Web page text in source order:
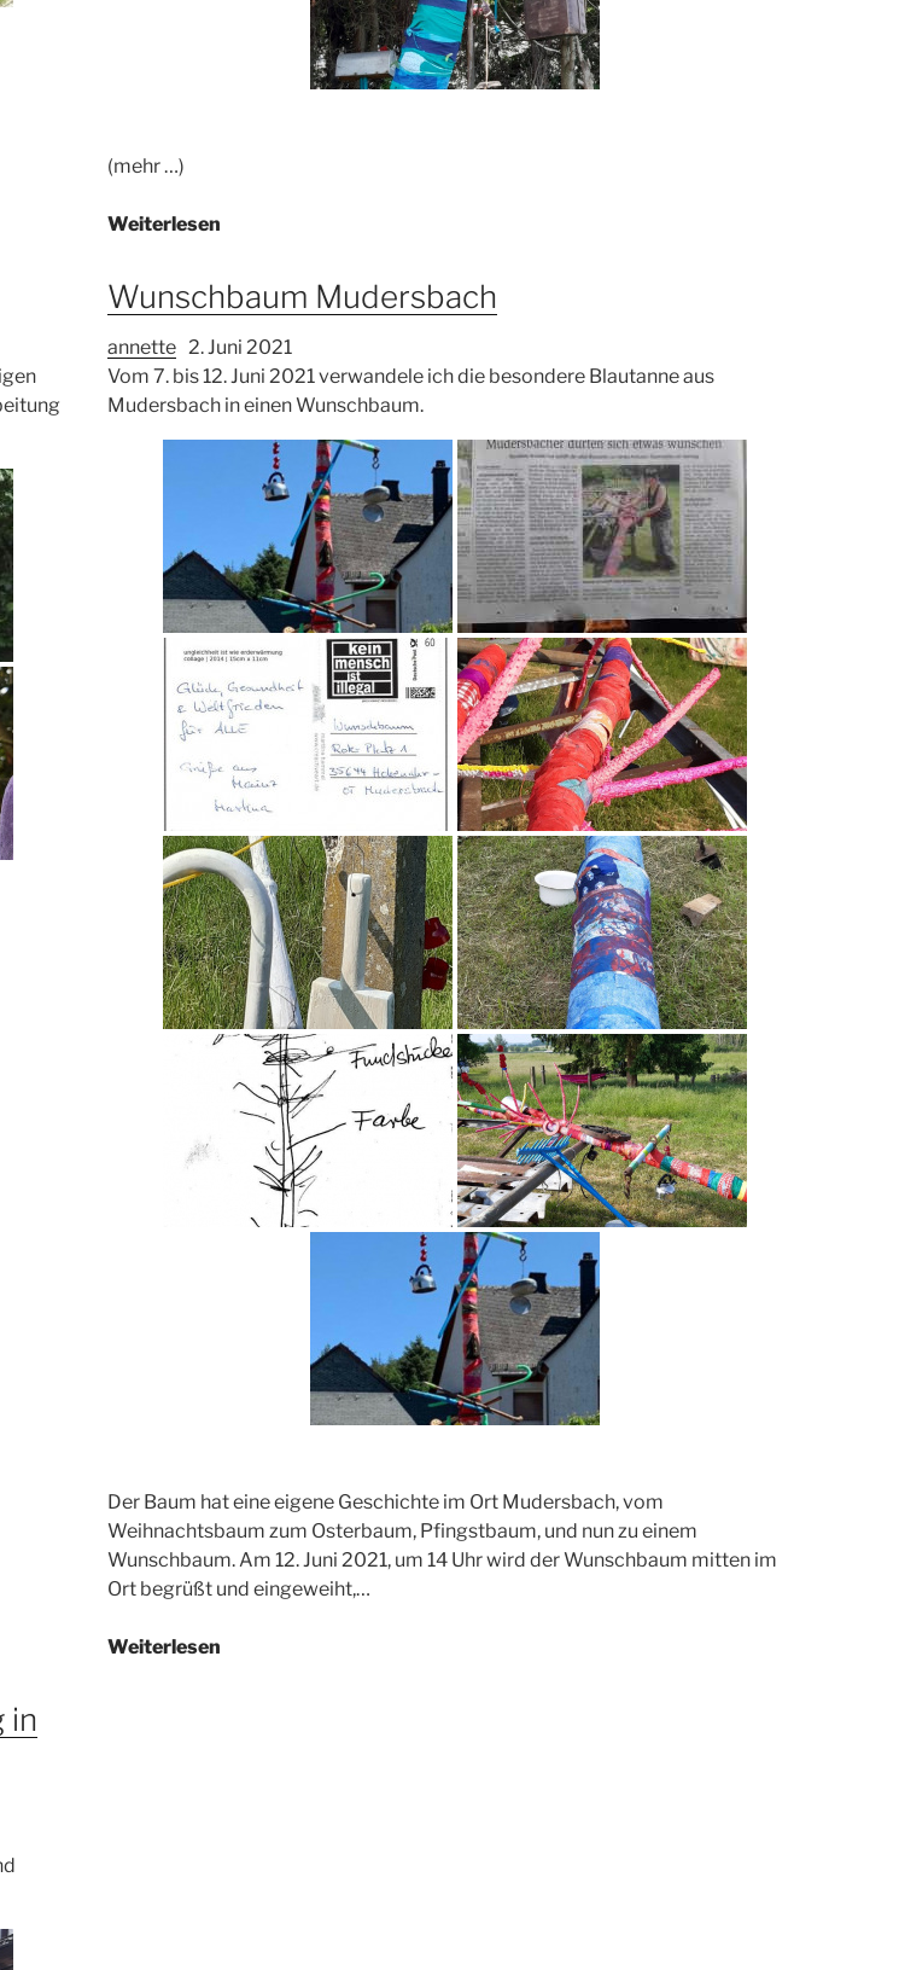
(mehr …)
Weiterlesen
Wunschbaum Mudersbach
annette 2. Juni 2021
Vom 7. bis 12. Juni 2021 verwandele ich die besondere Blautanne aus
Mudersbach in einen Wunschbaum.
Der Baum hat eine eigene Geschichte im Ort Mudersbach, vom
Weihnachtsbaum zum Osterbaum, Pfingstbaum, und nun zu einem
Wunschbaum. Am 12. Juni 2021, um 14 Uhr wird der Wunschbaum mitten im
Ort begrüßt und eingeweiht,…
Weiterlesen
in